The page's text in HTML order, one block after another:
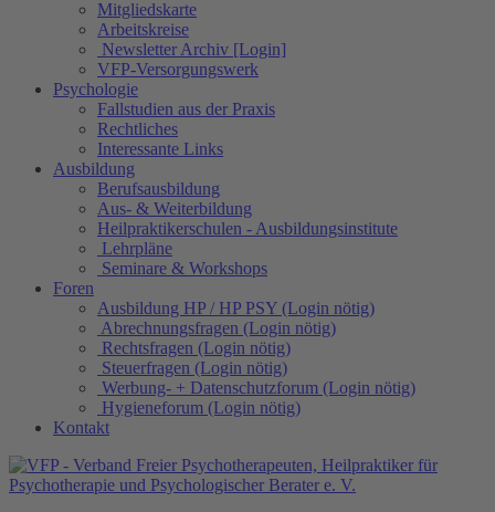
Mitgliedskarte
Arbeitskreise
Newsletter Archiv [Login]
VFP-Versorgungswerk
Psychologie
Fallstudien aus der Praxis
Rechtliches
Interessante Links
Ausbildung
Berufsausbildung
Aus- & Weiterbildung
Heilpraktikerschulen - Ausbildungsinstitute
Lehrpläne
Seminare & Workshops
Foren
Ausbildung HP / HP PSY (Login nötig)
Abrechnungsfragen (Login nötig)
Rechtsfragen (Login nötig)
Steuerfragen (Login nötig)
Werbung- + Datenschutzforum (Login nötig)
Hygieneforum (Login nötig)
Kontakt